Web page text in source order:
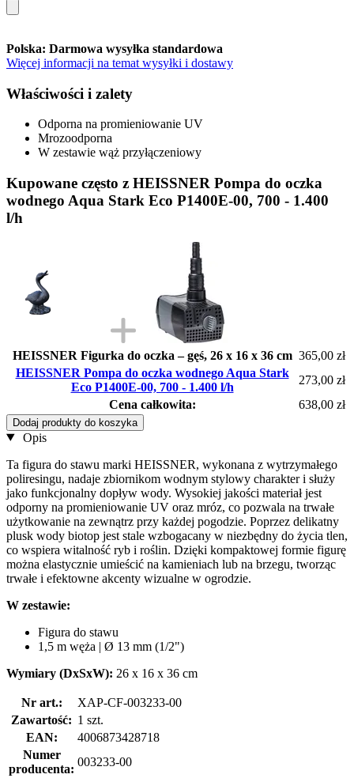
Polska: Darmowa wysyłka standardowa
Więcej informacji na temat wysyłki i dostawy
Właściwości i zalety
Odporna na promieniowanie UV
Mrozoodporna
W zestawie wąż przyłączeniowy
Kupowane często z HEISSNER Pompa do oczka
wodnego Aqua Stark Eco P1400E-00, 700 - 1.400
l/h
HEISSNER Figurka do oczka – gęś, 26 x 16 x 36 cm 365,00 zł
HEISSNER Pompa do oczka wodnego Aqua Stark
Eco P1400E-00, 700 - 1.400 l/h
273,00 zł
Cena całkowita:
638,00 zł
Dodaj produkty do koszyka
Opis
Ta figura do stawu marki HEISSNER, wykonana z wytrzymałego
poliresingu, nadaje zbiornikom wodnym stylowy charakter i służy
jako funkcjonalny dopływ wody. Wysokiej jakości materiał jest
odporny na promieniowanie UV oraz mróz, co pozwala na trwałe
użytkowanie na zewnątrz przy każdej pogodzie. Poprzez delikatny
plusk wody biotop jest stale wzbogacany w niezbędny do życia tlen,
co wspiera witalność ryb i roślin. Dzięki kompaktowej formie figurę
można elastycznie umieścić na kamieniach lub na brzegu, tworząc
trwałe i efektowne akcenty wizualne w ogrodzie.
W zestawie:
Figura do stawu
1,5 m węża | Ø 13 mm (1/2")
Wymiary (DxSxW): 26 x 16 x 36 cm
Nr art.:
XAP-CF-003233-00
Zawartość: 1 szt.
EAN:
4006873428718
Numer
producenta:
003233-00